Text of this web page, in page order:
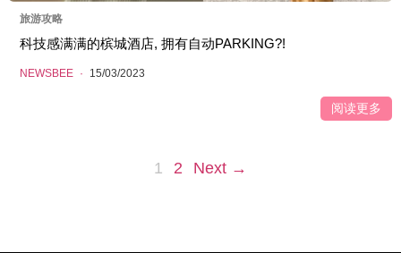
旅游攻略
科技感满满的槟城酒店, 拥有自动PARKING?!
NEWSBEE · 15/03/2023
阅读更多
1 2 Next →